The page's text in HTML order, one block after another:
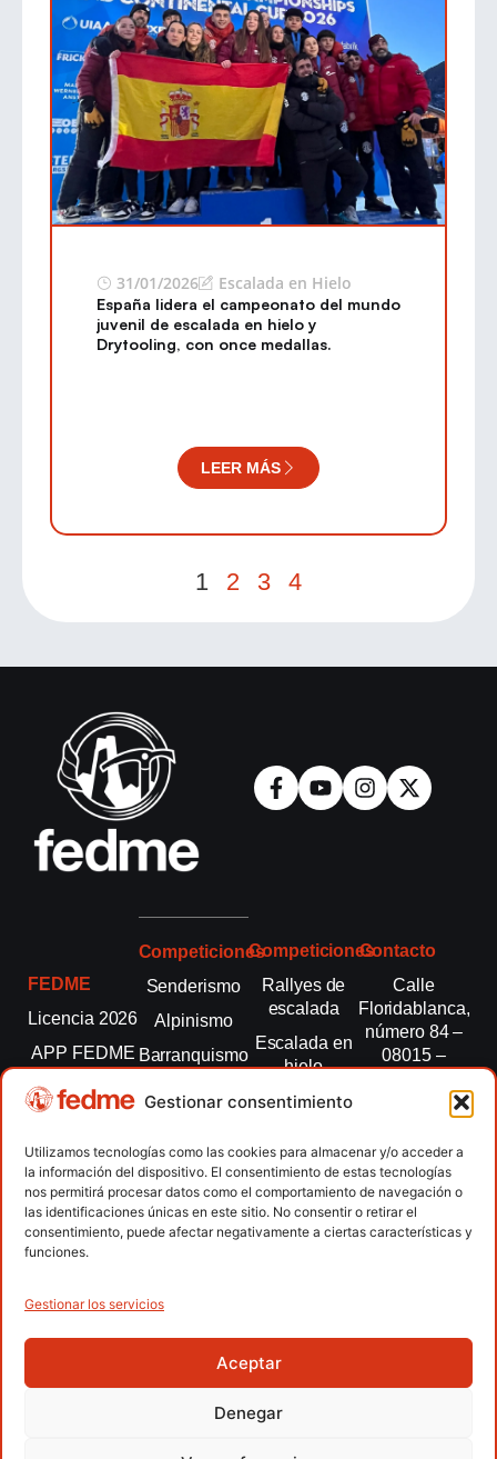
Gestionar consentimiento
Utilizamos tecnologías como las cookies para almacenar y/o acceder a
la información del dispositivo. El consentimiento de estas tecnologías
nos permitirá procesar datos como el comportamiento de navegación o
las identificaciones únicas en este sitio. No consentir o retirar el
consentimiento, puede afectar negativamente a ciertas características y
funciones.
Gestionar los servicios
Aceptar
Denegar
31/01/2026 Escalada en Hielo
España lidera el campeonato del mundo
juvenil de escalada en hielo y
Drytooling, con once medallas.
LEER MÁS
1 2 3 4
FEDME
Licencia 2026
APP FEDME
Transparencia
autonómicas
Clubes
Contacto
Competiciones
Senderismo
Alpinismo
Barranquismo
montaña
Escalada
Escalada
paralimpica
Competiciones
Rallyes de
escalada
Escalada en
hielo
Esquí de
Marcha
Nórdica
Raquetas de
nieve
Contacto
Calle
Floridablanca,
número 84 –
08015 –
fedme@fedme.es
934 264 267
Copyright © 2026 Federación Española de Deportes de
Montaña y Escalada | Desarrollado porTOOOLS